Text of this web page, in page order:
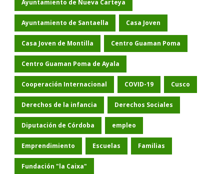
Ayuntamiento de Nueva Carteya
Ayuntamiento de Santaella Casa Joven
Casa Joven de Montilla Centro Guaman Poma
Centro Guaman Poma de Ayala
Cooperación Internacional COVID-19 Cusco
Derechos de la infancia Derechos Sociales
Diputación de Córdoba empleo
Emprendimiento Escuelas Familias
Fundación "la Caixa"